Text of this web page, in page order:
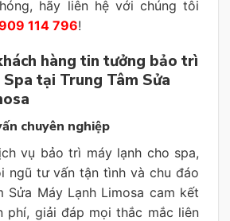
hãy liên hệ với chúng tôi
114 796!
hàng tin tưởng bảo trì
tại Trung Tâm Sửa
chuyên nghiệp
vụ bảo trì máy lạnh cho spa,
ngũ tư vấn tận tình và chu đáo
Sửa Máy Lạnh Limosa cam kết
phí, giải đáp mọi thắc mắc liên